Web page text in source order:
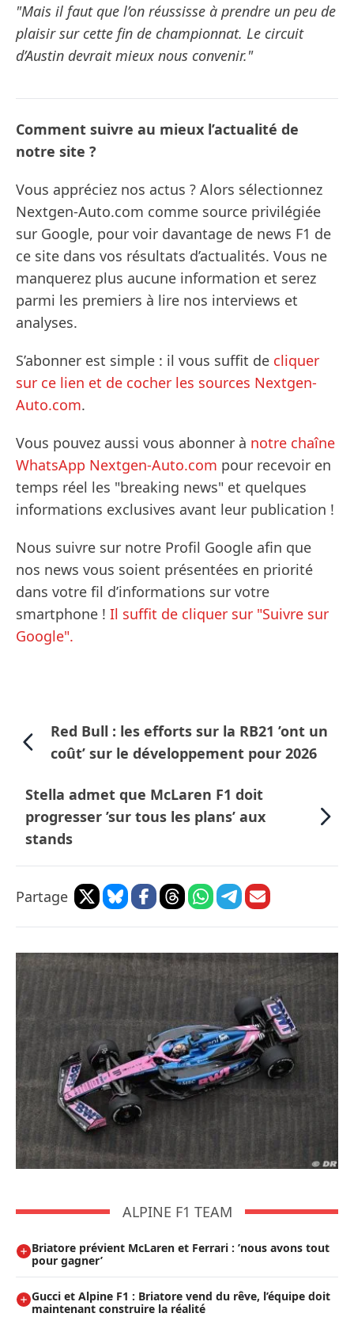
"Mais il faut que l’on réussisse à prendre un peu de
plaisir sur cette fin de championnat. Le circuit
d’Austin devrait mieux nous convenir."
Comment suivre au mieux l’actualité de
notre site ?
Vous appréciez nos actus ? Alors sélectionnez
Nextgen-Auto.com comme source privilégiée
sur Google, pour voir davantage de news F1 de
ce site dans vos résultats d’actualités. Vous ne
manquerez plus aucune information et serez
parmi les premiers à lire nos interviews et
analyses.
S’abonner est simple : il vous suffit de cliquer
sur ce lien et de cocher les sources Nextgen-
Auto.com.
Vous pouvez aussi vous abonner à notre chaîne
WhatsApp Nextgen-Auto.com pour recevoir en
temps réel les "breaking news" et quelques
informations exclusives avant leur publication !
Nous suivre sur notre Profil Google afin que
nos news vous soient présentées en priorité
dans votre fil d’informations sur votre
smartphone ! Il suffit de cliquer sur "Suivre sur
Google".
Red Bull : les efforts sur la RB21 ’ont un
coût’ sur le développement pour 2026
Stella admet que McLaren F1 doit
progresser ’sur tous les plans’ aux
stands
Partage
ALPINE F1 TEAM
Briatore prévient McLaren et Ferrari : ’nous avons tout
pour gagner’
Gucci et Alpine F1 : Briatore vend du rêve, l’équipe doit
maintenant construire la réalité